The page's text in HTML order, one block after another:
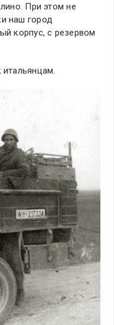
При этом не
наш город
корпус, с резервом